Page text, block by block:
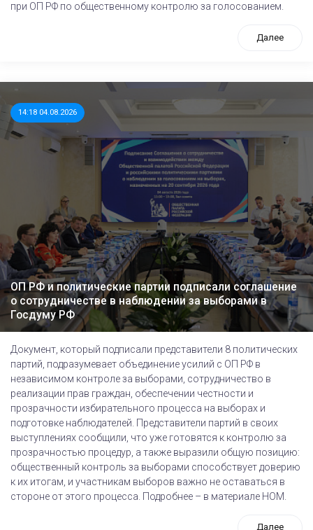
при ОП РФ по общественному контролю за голосованием.
Далее
14:18 04.08.2026
ОП РФ и политические партии подписали соглашение
о сотрудничестве в наблюдении за выборами в
Госдуму РФ
Документ, который подписали представители 8 политических
партий, подразумевает объединение усилий с ОП РФ в
независимом контроле за выборами, сотрудничество в
реализации прав граждан, обеспечении честности и
прозрачности избирательного процесса на выборах и
подготовке наблюдателей. Представители партий в своих
выступлениях сообщили, что уже готовятся к контролю за
прозрачностью процедур, а также выразили общую позицию:
общественный контроль за выборами способствует доверию
к их итогам, и участникам выборов важно не оставаться в
стороне от этого процесса. Подробнее – в материале НОМ.
Далее